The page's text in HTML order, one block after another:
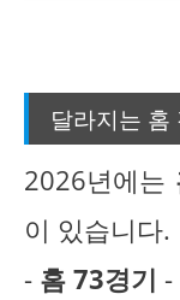
달라지는 홈
2026년에는
이 있습니다.
- 홈 73경기 -